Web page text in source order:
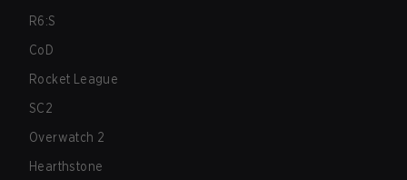
R6:S
CoD
Rocket League
SC2
Overwatch 2
Hearthstone